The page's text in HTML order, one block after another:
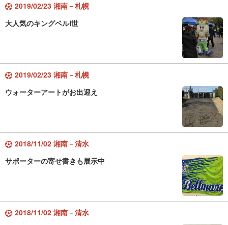
2019/02/23 湘南－札幌
大人気のキングベルⅠ世
2019/02/23 湘南－札幌
ウォーターアートがお出迎え
2018/11/02 湘南－清水
サポーターの寄せ書きも展示中
2018/11/02 湘南－清水